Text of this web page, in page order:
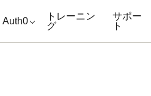
Auth0
トレーニン
グ
サポー
ト